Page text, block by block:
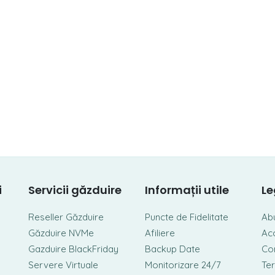
Servicii găzduire
Reseller Găzduire
Găzduire NVMe
Gazduire BlackFriday
Servere Virtuale
Informații utile
Puncte de Fidelitate
Afiliere
Backup Date
Monitorizare 24/7